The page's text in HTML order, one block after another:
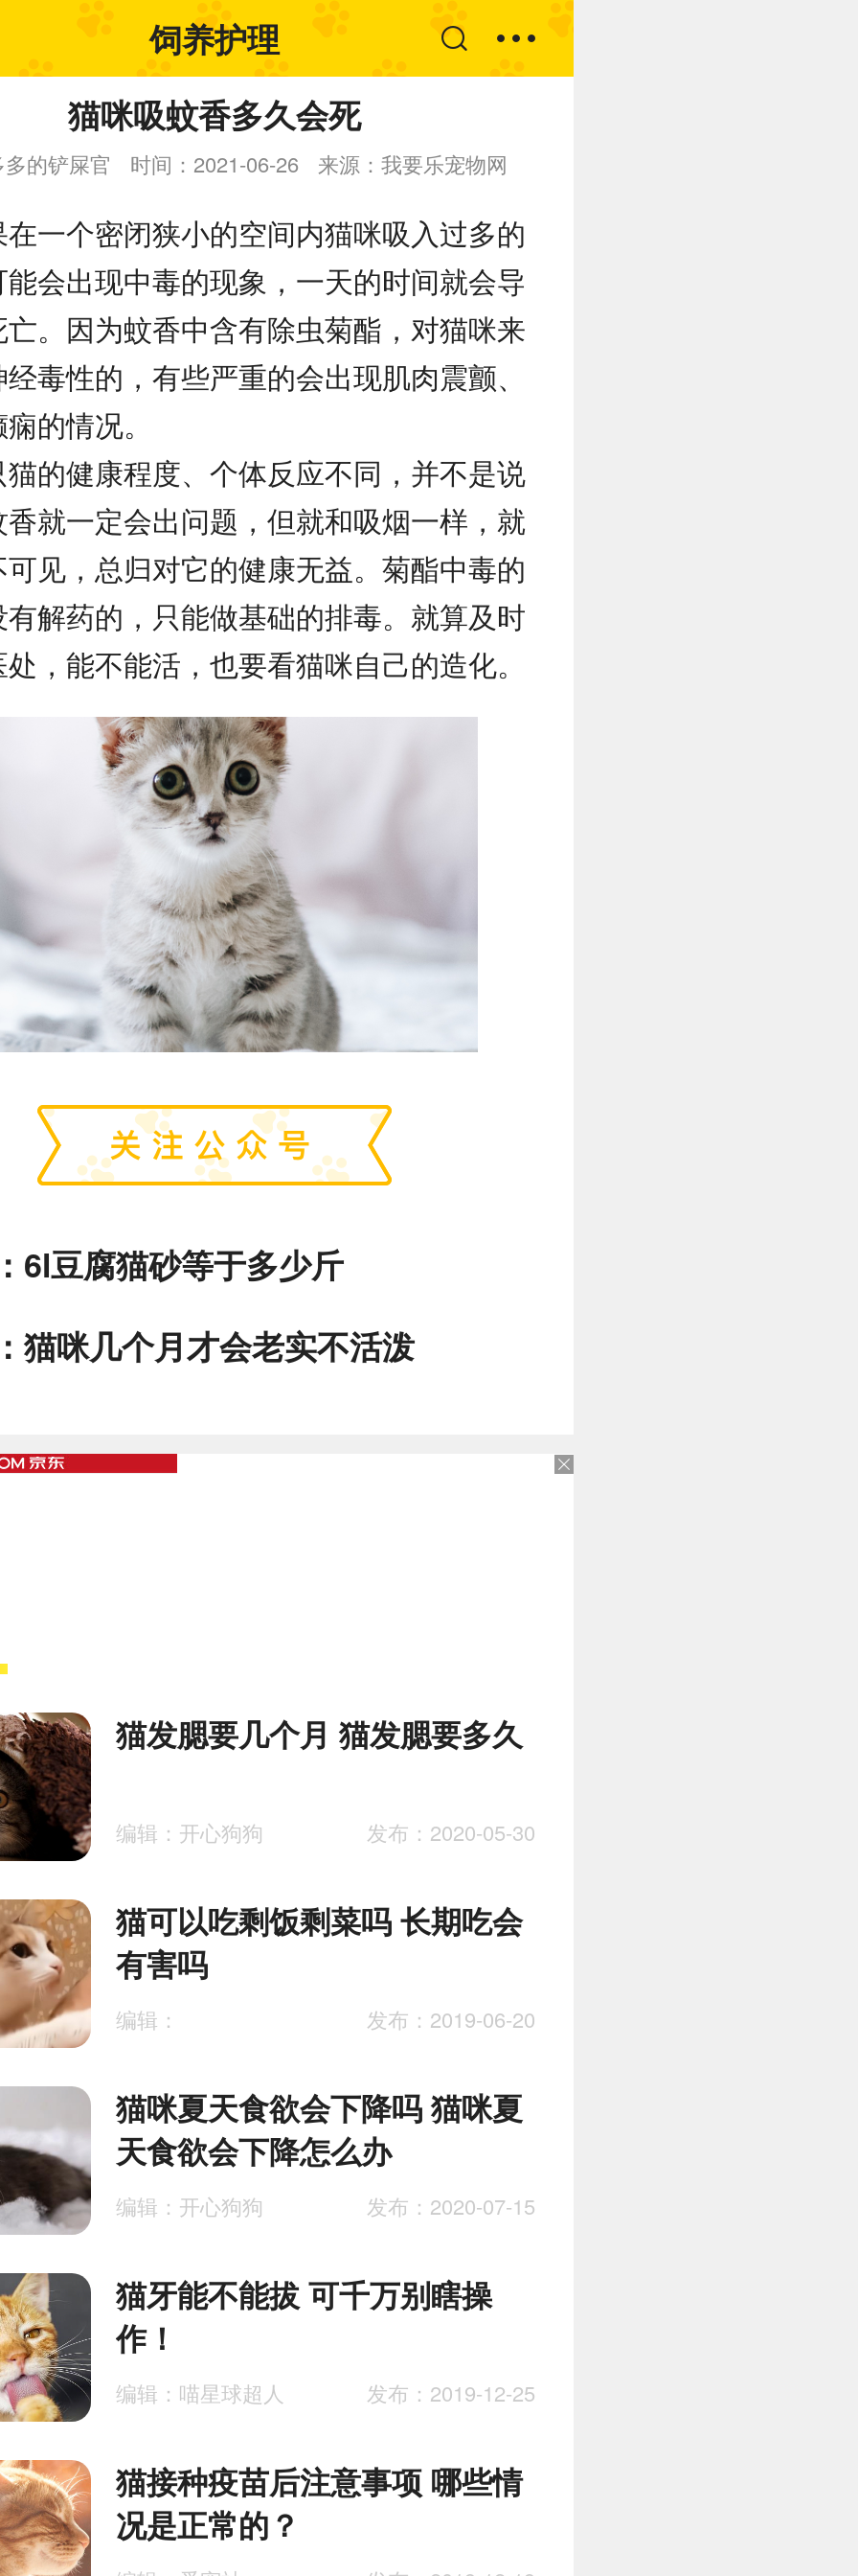
饲养护理
猫咪吸蚊香多久会死
的铲屎官 时间：2021-06-26 来源：我要乐宠物网
一个密闭狭小的空间内猫咪吸入过多的
会出现中毒的现象，一天的时间就会导
。因为蚊香中含有除虫菊酯，对猫咪来
毒性的，有些严重的会出现肌肉震颤、
的情况。
的健康程度、个体反应不同，并不是说
就一定会出问题，但就和吸烟一样，就
见，总归对它的健康无益。菊酯中毒的
解药的，只能做基础的排毒。就算及时
，能不能活，也要看猫咪自己的造化。
6l豆腐猫砂等于多少斤
猫咪几个月才会老实不活泼
猫发腮要几个月 猫发腮要多久
编辑：开心狗狗 发布：2020-05-30
猫可以吃剩饭剩菜吗 长期吃会
有害吗
编辑： 发布：2019-06-20
猫咪夏天食欲会下降吗 猫咪夏
天食欲会下降怎么办
编辑：开心狗狗 发布：2020-07-15
猫牙能不能拔 可千万别瞎操
作！
编辑：喵星球超人 发布：2019-12-25
猫接种疫苗后注意事项 哪些情
况是正常的？